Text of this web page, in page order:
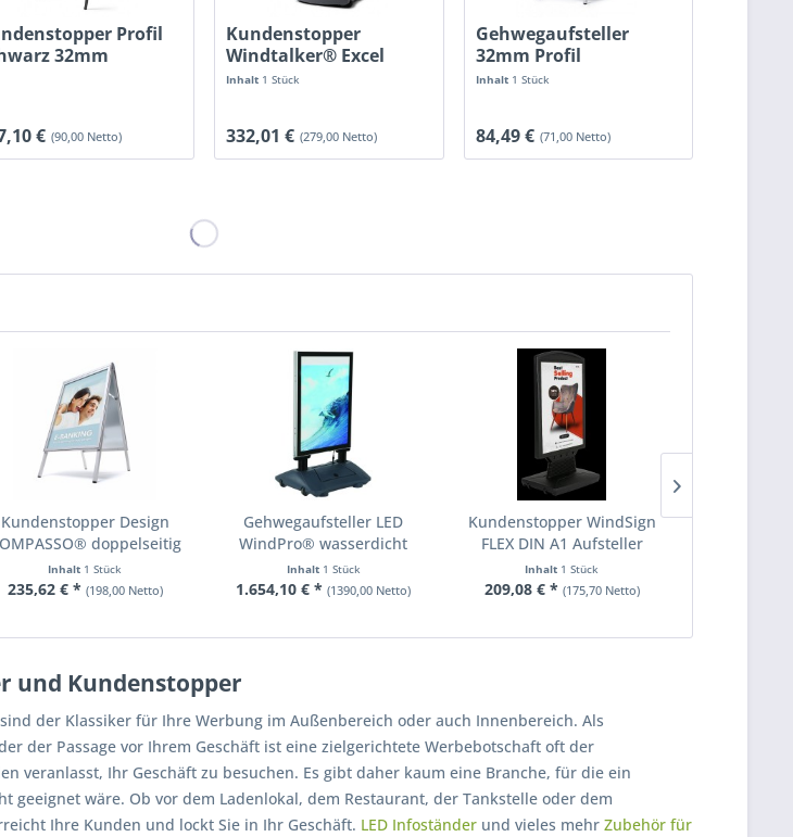
Profil
32mm
€ (90,00 Netto)
Kundenstopper
Windtalker® Excel
Inhalt 1 Stück
332,01 € (279,00 Netto)
Gehwegaufsteller
32mm Profil
doppelseitig
Inhalt 1 Stück
84,49 € (71,00 Netto)
Kundenstopper Design
doppelseitig
A1
Inhalt 1 Stück
235,62 € * (198,00 Netto)
Gehwegaufsteller LED
WindPro® wasserdicht
Inhalt 1 Stück
1.654,10 € * (1390,00 Netto)
Kundenstopper WindSign
FLEX DIN A1 Aufsteller
Inhalt 1 Stück
209,08 € * (175,70 Netto)
und Kundenstopper
der Klassiker für Ihre Werbung im Außenbereich oder auch Innenbereich. Als
der Passage vor Ihrem Geschäft ist eine zielgerichtete Werbebotschaft oft der
veranlasst, Ihr Geschäft zu besuchen. Es gibt daher kaum eine Branche, für die ein
geeignet wäre. Ob vor dem Ladenlokal, dem Restaurant, der Tankstelle oder dem
Ihre Kunden und lockt Sie in Ihr Geschäft. LED Infoständer und vieles mehr Zubehör für